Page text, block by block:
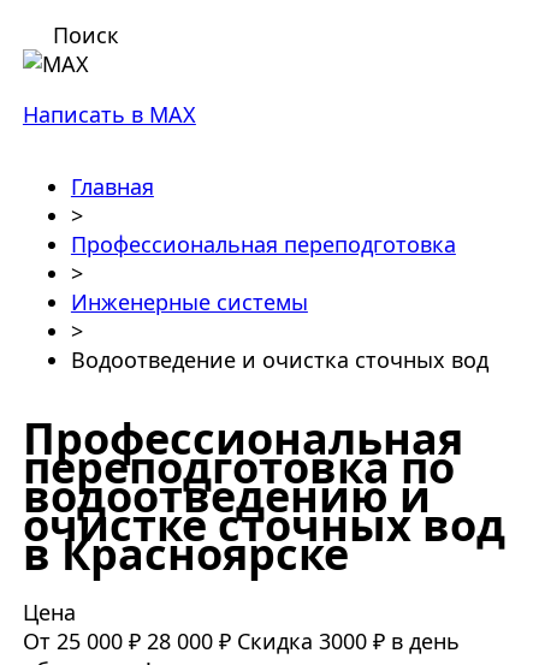
Поиск
Написать в MAX
Главная
>
Профессиональная переподготовка
>
Инженерные системы
>
Водоотведение и очистка сточных вод
Профессиональная
переподготовка по
водоотведению и
очистке сточных вод
в Красноярске
Цена
От 25 000 ₽ 28 000 ₽ Скидка 3000 ₽ в день